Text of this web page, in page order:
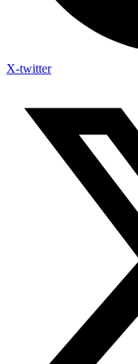
X-twitter